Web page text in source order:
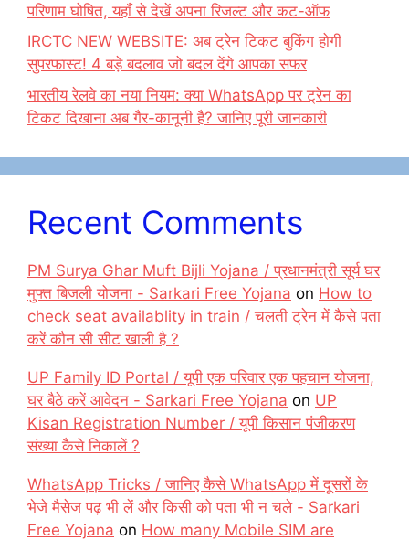
परिणाम घोषित, यहाँ से देखें अपना रिजल्ट और कट-ऑफ
IRCTC NEW WEBSITE: अब ट्रेन टिकट बुकिंग होगी
सुपरफास्ट! 4 बड़े बदलाव जो बदल देंगे आपका सफर
भारतीय रेलवे का नया नियम: क्या WhatsApp पर ट्रेन का
टिकट दिखाना अब गैर-कानूनी है? जानिए पूरी जानकारी
Recent Comments
PM Surya Ghar Muft Bijli Yojana / प्रधानमंत्री सूर्य घर
मुफ्त बिजली योजना - Sarkari Free Yojana on How to
check seat availablity in train / चलती ट्रेन में कैसे पता
करें कौन सी सीट खाली है ?
UP Family ID Portal / यूपी एक परिवार एक पहचान योजना,
घर बैठे करें आवेदन - Sarkari Free Yojana on UP
Kisan Registration Number / यूपी किसान पंजीकरण
संख्या कैसे निकालें ?
WhatsApp Tricks / जानिए कैसे WhatsApp में दूसरों के
भेजे मैसेज पढ़ भी लें और किसी को पता भी न चले - Sarkari
Free Yojana on How many Mobile SIM are